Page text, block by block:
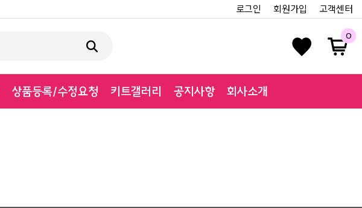
로그인 회원가입 고객센터
0
상품등록/수정요청 키트갤러리 공지사항 회사소개